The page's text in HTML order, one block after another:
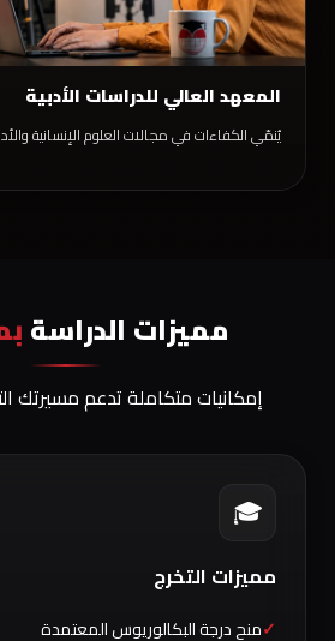
المعهد العالي للدراسات الأدبية
يُنمّي الكفاءات في مجالات العلوم الإنسانية
مميزات الدراسة
إمكانيات متكاملة تدعم مسيرتك
🎓
مميزات التخرج
منح درجة البكالوريوس المعتمدة